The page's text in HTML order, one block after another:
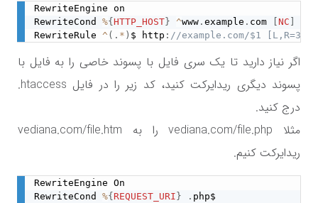
RewriteEngine on
RewriteCond %{ HTTP_HOST } ^www . example . com NC
RewriteRule ^ ( . * ) $ http : //example.com/$1
اگر نیاز دارید تا یک سری فایل با پسوند خاصی را به فایل با
پسوند دیگری ریدایرکت کنید، کد زیر را در فایل htaccess.
درج کنید.
مثلا vediana.com/file.php را به vediana.com/file.htm
ریدایرکت کنیم.
RewriteEngine On
RewriteCond %{ REQUEST_URI } . php$